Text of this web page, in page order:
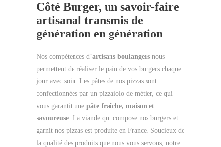
Côté Burger, un savoir-faire
artisanal transmis de
génération en génération
Nos compétences d’artisans boulangers nous
permettent de réaliser le pain de vos burgers chaque
jour avec soin. Les pâtes de nos pizzas sont
confectionnées par un pizzaiolo de métier, ce qui
vous garantit une pâte fraîche, maison et
savoureuse. La viande qui compose nos burgers et
garnit nos pizzas est produite en France. Soucieux de
la qualité des produits que nous vous servons, notre